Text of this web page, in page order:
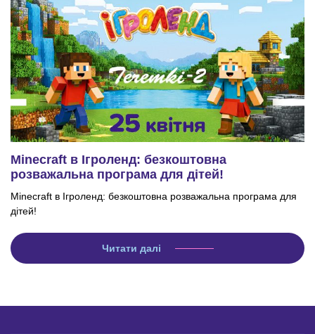
Minecraft в Ігроленд: безкоштовна
розважальна програма для дітей!
Minecraft в Ігроленд: безкоштовна розважальна програма для
дітей!
Читати далі